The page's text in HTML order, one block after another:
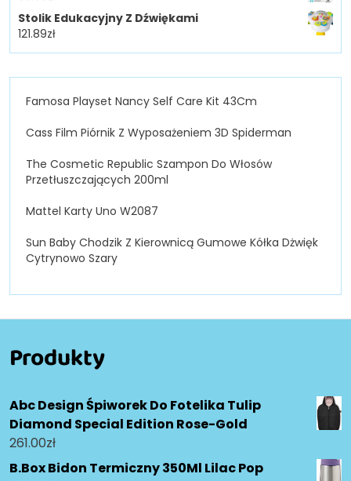
Stolik Edukacyjny Z Dźwiękami
121.89zł
Famosa Playset Nancy Self Care Kit 43Cm
Cass Film Piórnik Z Wyposażeniem 3D Spiderman
The Cosmetic Republic Szampon Do Włosów
Przetłuszczających 200ml
Mattel Karty Uno W2087
Sun Baby Chodzik Z Kierownicą Gumowe Kółka Dżwięk
Cytrynowo Szary
Produkty
Abc Design Śpiworek Do Fotelika Tulip
Diamond Special Edition Rose-Gold
261.00zł
B.Box Bidon Termiczny 350Ml Lilac Pop